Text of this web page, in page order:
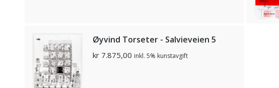
Øyvind Torseter - Salvieveien 5
kr 7.875,00 inkl. 5% kunstavgift